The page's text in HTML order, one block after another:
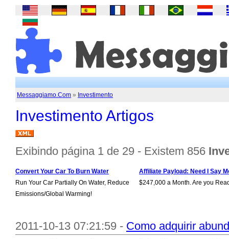
Messaggiamo.Com » Investimento
Investimento Artigos
Exibindo página 1 de 29 - Existem 856
Convert Your Car To Burn Water
Run Your Car Partially On Water, Reduce
Emissions/Global Warming!
Affiliate Payload: Need I Say
$247,000 a Month. Are you
2011-10-13 07:21:59 - Como adquirir